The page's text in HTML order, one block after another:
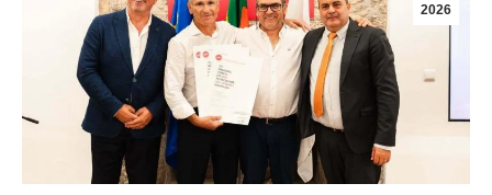
2026